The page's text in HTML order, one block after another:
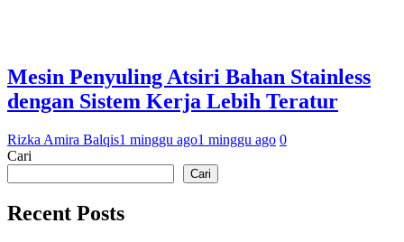
Mesin Penyuling Atsiri Bahan Stainless
dengan Sistem Kerja Lebih Teratur
Rizka Amira Balqis1 minggu ago1 minggu ago 0
Cari
Cari
Recent Posts